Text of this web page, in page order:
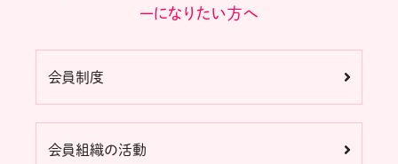
ーになりたい方へ
会員制度
会員組織の活動